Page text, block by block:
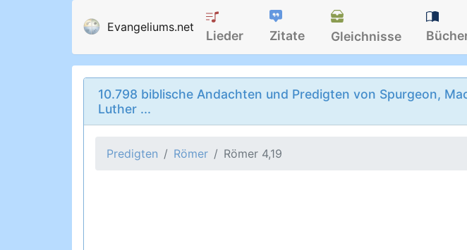
Evangeliums.net
Lieder Zitate Gleichnisse
10.798 biblische Andachten und Predigten von Spurgeon,
Luther ...
Predigten Römer Römer 4,19